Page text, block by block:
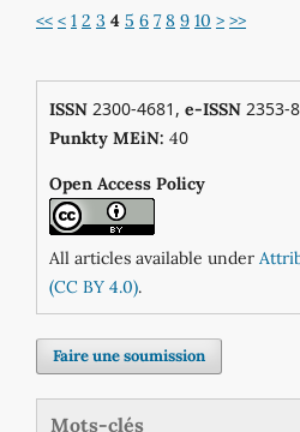
<< < 1 2 3 4 5 6 7 8 9 10 > >>
ISSN2300-4681, e-ISSN2353-
Punkty MEiN: 40
Open Access Policy
All articles available under
(CC BY 4.0).
Faire une soumission
Mots-clés